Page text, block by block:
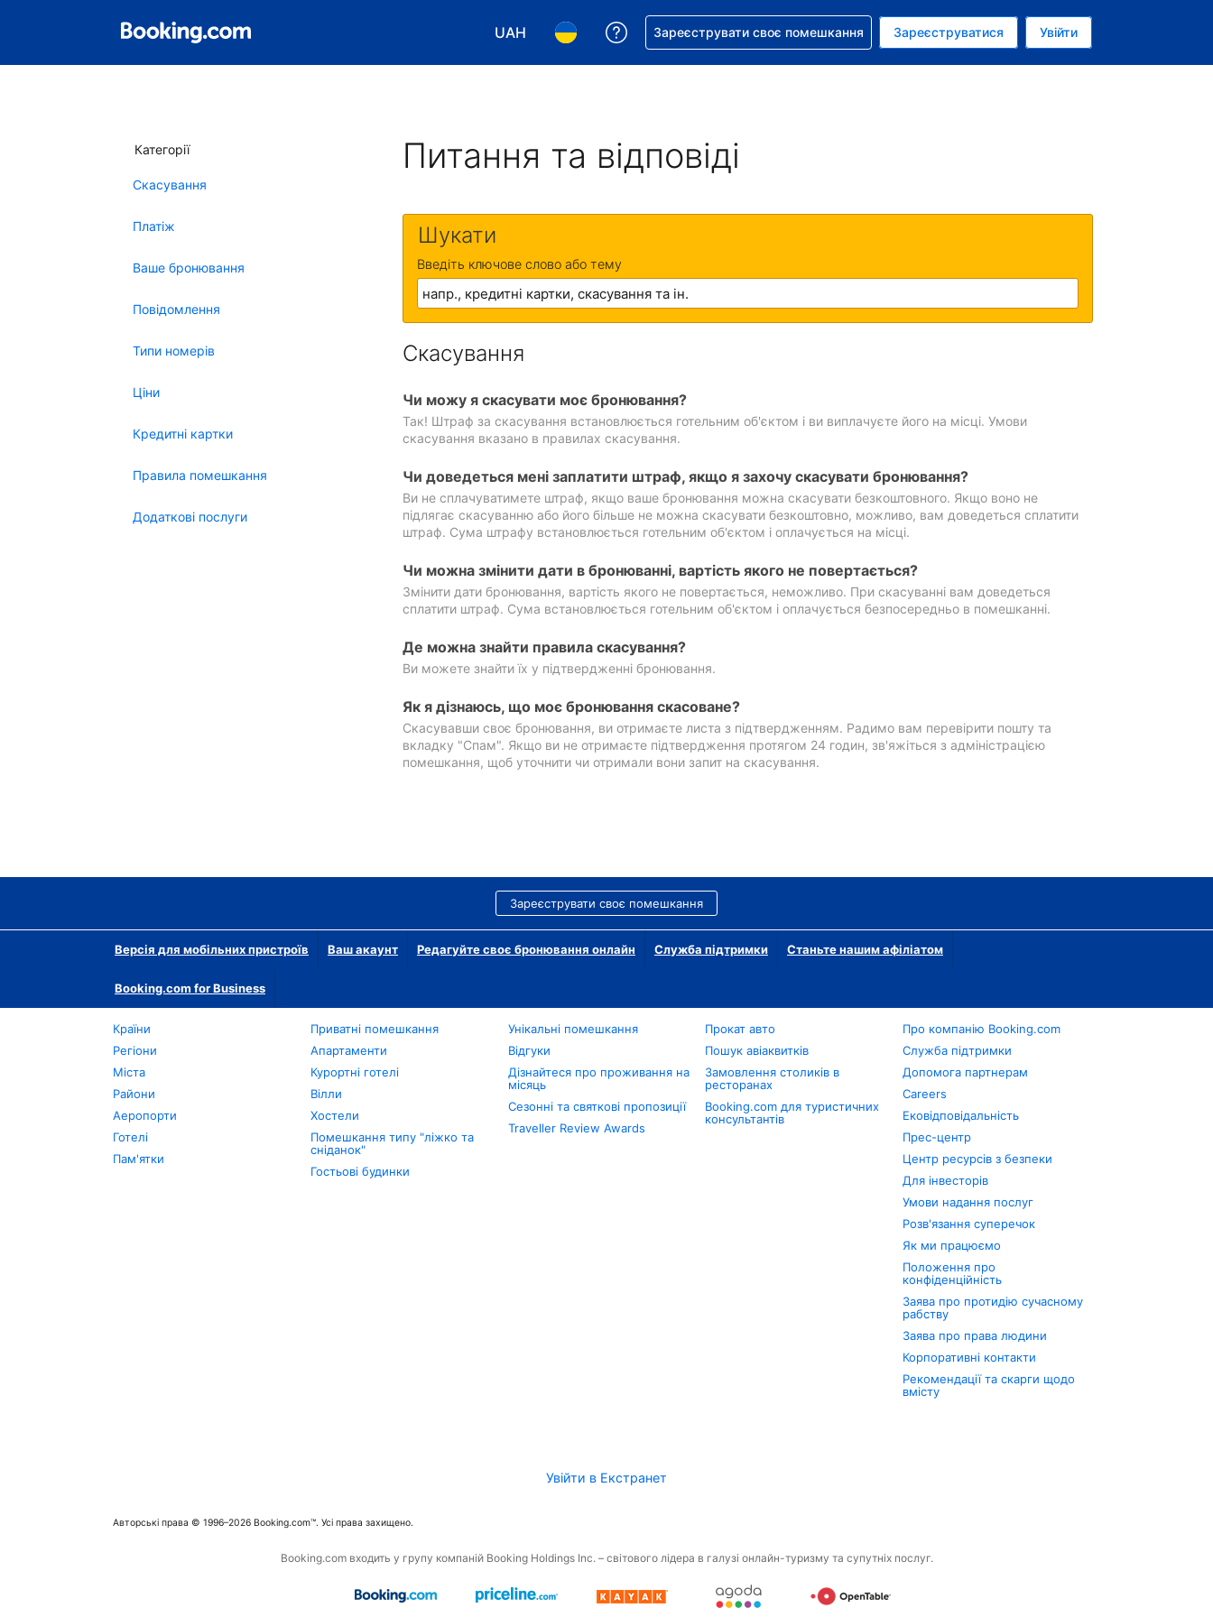
UAH
Виберіть валюту. Ваша поточна валюта: Українська гривня
Виберіть мову. Ваша поточна мова: Українською
Отримайте допомогу з бронюванням
Зареєструвати своє помешкання Зареєструватися Увійти
Категорії
Скасування
Платіж
Ваше бронювання
Повідомлення
Типи номерів
Ціни
Кредитні картки
Правила помешкання
Додаткові послуги
Питання та відповіді
Шукати
Введіть ключове слово або тему
Скасування
Чи можу я скасувати моє бронювання?
Так! Штраф за скасування встановлюється готельним об'єктом і ви виплачуєте його на місці. Умови
скасування вказано в правилах скасування.
Чи доведеться мені заплатити штраф, якщо я захочу скасувати бронювання?
Ви не сплачуватимете штраф, якщо ваше бронювання можна скасувати безкоштовного. Якщо воно не
підлягає скасуванню або його більше не можна скасувати безкоштовно, можливо, вам доведеться сплатити
штраф. Сума штрафу встановлюється готельним об'єктом і оплачується на місці.
Чи можна змінити дати в бронюванні, вартість якого не повертається?
Змінити дати бронювання, вартість якого не повертається, неможливо. При скасуванні вам доведеться
сплатити штраф. Сума встановлюється готельним об'єктом і оплачується безпосередньо в помешканні.
Де можна знайти правила скасування?
Ви можете знайти їх у підтвердженні бронювання.
Як я дізнаюсь, що моє бронювання скасоване?
Скасувавши своє бронювання, ви отримаєте листа з підтвердженням. Радимо вам перевірити пошту та
вкладку "Спам". Якщо ви не отримаєте підтвердження протягом 24 годин, зв'яжіться з адміністрацією
помешкання, щоб уточнити чи отримали вони запит на скасування.
Зареєструвати своє помешкання
Версія для мобільних пристроїв Ваш акаунт Редагуйте своє бронювання онлайн Служба підтримки Станьте нашим афіліатом
Booking.com for Business
Країни
Регіони
Міста
Райони
Аеропорти
Готелі
Пам'ятки
Приватні помешкання
Апартаменти
Курортні готелі
Вілли
Хостели
Помешкання типу "ліжко та
сніданок"
Гостьові будинки
Унікальні помешкання
Відгуки
Дізнайтеся про проживання на
місяць
Сезонні та святкові пропозиції
Traveller Review Awards
Прокат авто
Пошук авіаквитків
Замовлення столиків в
ресторанах
Booking.com для туристичних
консультантів
Про компанію Booking.com
Служба підтримки
Допомога партнерам
Careers
Ековідповідальність
Прес-центр
Центр ресурсів з безпеки
Для інвесторів
Умови надання послуг
Розв'язання суперечок
Як ми працюємо
Положення про
конфіденційність
Заява про протидію сучасному
рабству
Заява про права людини
Корпоративні контакти
Рекомендації та скарги щодо
вмісту
Увійти в Екстранет
Авторські права © 1996–2026 Booking.com™. Усі права захищено.
Booking.com входить у групу компаній Booking Holdings Inc. – світового лідера в галузі онлайн-туризму та супутніх послуг.